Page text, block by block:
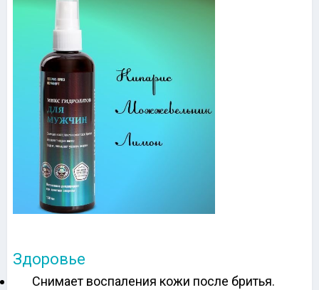
Здоровье
Снимает воспаления кожи после бритья.